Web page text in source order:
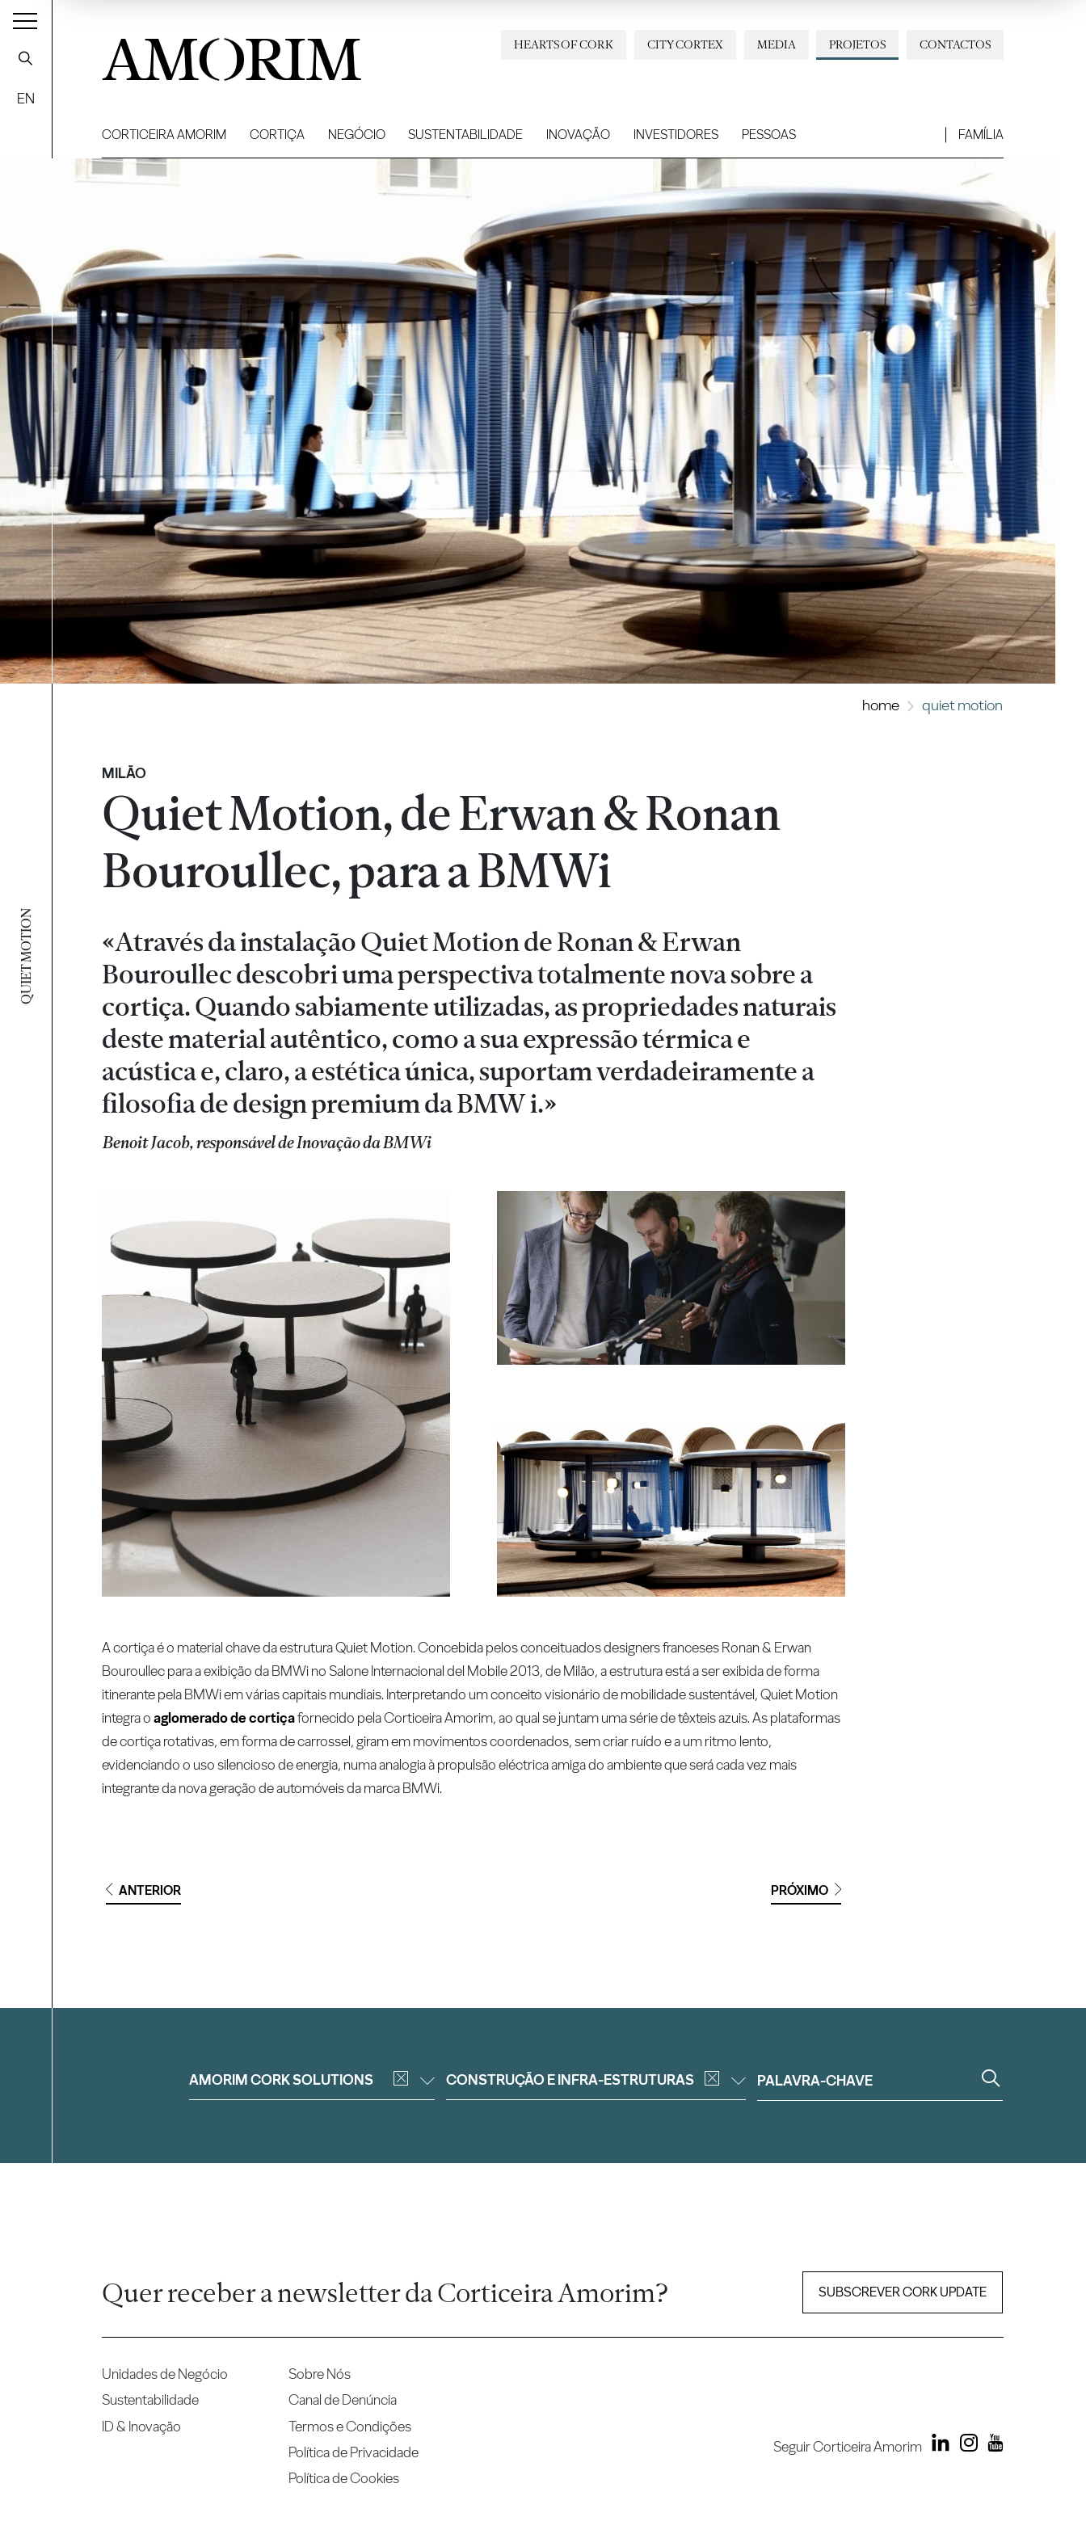
QUIET MOTION
EN
AMORIM CONTACTOS
PROJETOS
MEDIA
CITY CORTEX
HEARTS OF CORK
CORTICEIRA AMORIM CORTIÇA NEGÓCIO SUSTENTABILIDADE INOVAÇÃO INVESTIDORES PESSOAS FAMÍLIA
home quiet motion
MILÃO
Quiet Motion, de Erwan & Ronan
Bouroullec, para a BMWi
«Através da instalação Quiet Motion de Ronan & Erwan
Bouroullec descobri uma perspectiva totalmente nova sobre a
cortiça. Quando sabiamente utilizadas, as propriedades naturais
deste material autêntico, como a sua expressão térmica e
acústica e, claro, a estética única, suportam verdadeiramente a
filosofia de design premium da BMW i.»
Benoit Jacob, responsável de Inovação da BMWi
A cortiça é o material chave da estrutura Quiet Motion. Concebida pelos conceituados designers franceses Ronan & Erwan
Bouroullec para a exibição da BMWi no Salone Internacional del Mobile 2013, de Milão, a estrutura está a ser exibida de forma
itinerante pela BMWi em várias capitais mundiais. Interpretando um conceito visionário de mobilidade sustentável, Quiet Motion
integra oaglomerado de cortiçafornecido pela Corticeira Amorim, ao qual se juntam uma série de têxteis azuis. As plataformas
de cortiça rotativas, em forma de carrossel, giram em movimentos coordenados, sem criar ruído e a um ritmo lento,
evidenciando o uso silencioso de energia, numa analogia à propulsão eléctrica amiga do ambiente que será cada vez mais
integrante da nova geração de automóveis da marca BMWi.
ANTERIOR PRÓXIMO
FiltrarAMORIM CORK SOLUTIONS CONSTRUÇÃO E INFRA-ESTRUTURAS
Quer receber a newsletter da Corticeira Amorim? SUBSCREVER CORK UPDATE
Unidades de Negócio
Sustentabilidade
ID & Inovação
Sobre Nós
Canal de Denúncia
Termos e Condições
Política de Privacidade
Política de Cookies
Seguir Corticeira Amorim